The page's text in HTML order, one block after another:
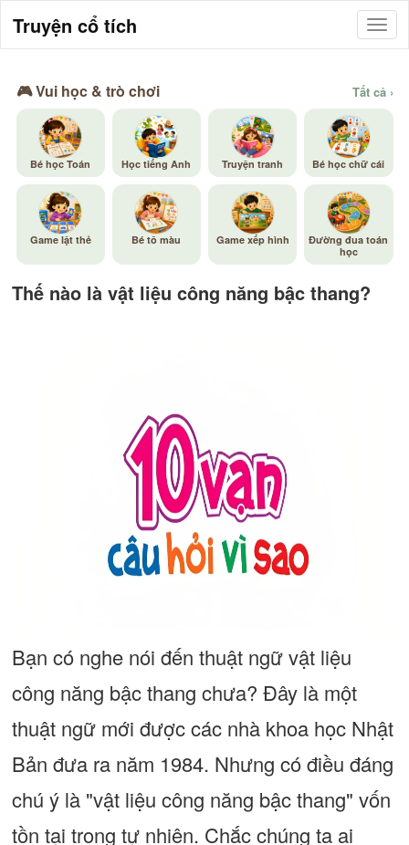
Truyện cổ tích
🎮 Vui học & trò chơi Tất cả ›
Bé học Toán Học tiếng Anh Truyện tranh Bé học chữ cái
Game lật thẻ Bé tô màu Game xếp hình
Đường đua toán
học
Thế nào là vật liệu công năng bậc thang?
Bạn có nghe nói đến thuật ngữ vật liệu
công năng bậc thang chưa? Đây là một
thuật ngữ mới được các nhà khoa học Nhật
Bản đưa ra năm 1984. Nhưng có điều đáng
chú ý là "vật liệu công năng bậc thang" vốn
tồn tại trong tự nhiên. Chắc chúng ta ai